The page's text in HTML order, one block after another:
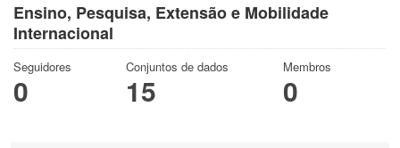
Ensino, Pesquisa, Extensão e Mobilidade
Internacional
Seguidores
0
Conjuntos de dados
15
Membros
0